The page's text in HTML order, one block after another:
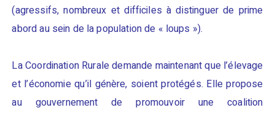
(agressifs, nombreux et difficiles à distinguer de prime
abord au sein de la population de « loups »).
La Coordination Rurale demande maintenant que l’élevage
et l’économie qu’il génère, soient protégés. Elle propose
au gouvernement de promouvoir une coalition